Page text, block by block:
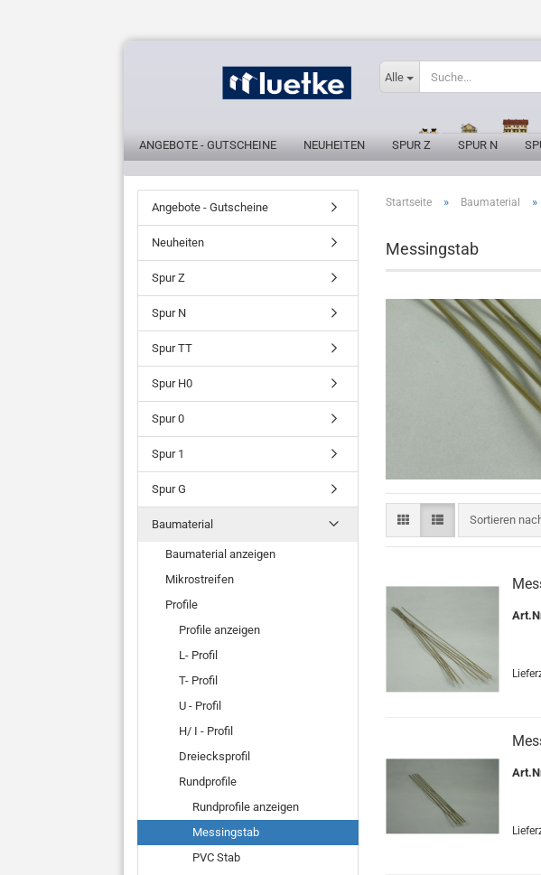
Alle
ANGEBOTE - GUTSCHEINE NEUHEITEN SPUR Z SPUR N
Startseite » Baumaterial »
Messingstab
Sortieren
Sortieren
Angebote - Gutscheine
Neuheiten
Spur Z
Spur N
Spur TT
Spur H0
Spur 0
Spur 1
Spur G
Baumaterial
Baumaterial anzeigen
Mikrostreifen
Profile
Profile anzeigen
L- Profil
T- Profil
U - Profil
H/ I - Profil
Dreiecksprofil
Rundprofile
Rundprofile anzeigen
Messingstab
PVC Stab